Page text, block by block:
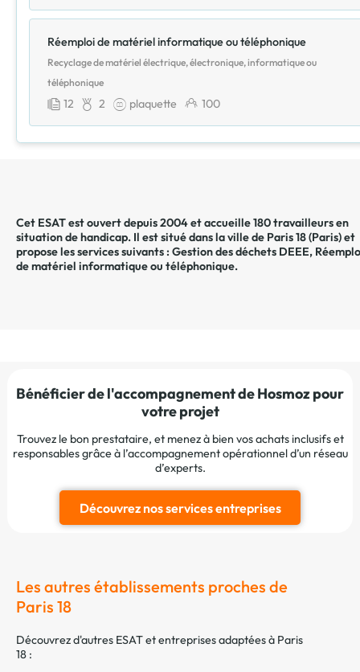
Réemploi de matériel informatique ou téléphonique
Recyclage de matériel électrique, électronique, informatique ou
téléphonique
12 2 plaquette 100
Cet ESAT est ouvert depuis 2004 et accueille 180 travailleurs en
situation de handicap. Il est situé dans la ville de Paris 18(Paris) et
propose les services suivants :Gestion des déchets DEEE,
de matériel informatique ou téléphonique.
Bénéficier de l'accompagnement de Hosmoz pour
votre projet
Trouvez le bon prestataire, et menez à bien vos achats inclusifs et
responsables grâce à l’accompagnement opérationnel d’un réseau
d’experts.
Découvrez nos services entreprises
Les autres établissements proches de
Paris 18
Découvrez d'autres ESAT et entreprises adaptées à Paris
18 :